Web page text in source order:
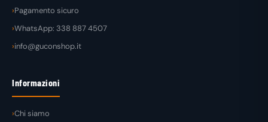
Pagamento sicuro
WhatsApp: 338 887 4507
info@guconshop.it
Informazioni
Chi siamo